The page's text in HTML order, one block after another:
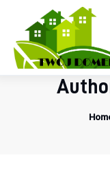
Twój
TWOJE